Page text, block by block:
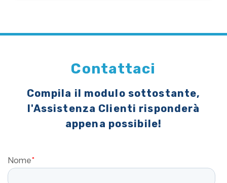
Contattaci
Compila il modulo sottostante,
l'Assistenza Clienti risponderà
appena possibile!